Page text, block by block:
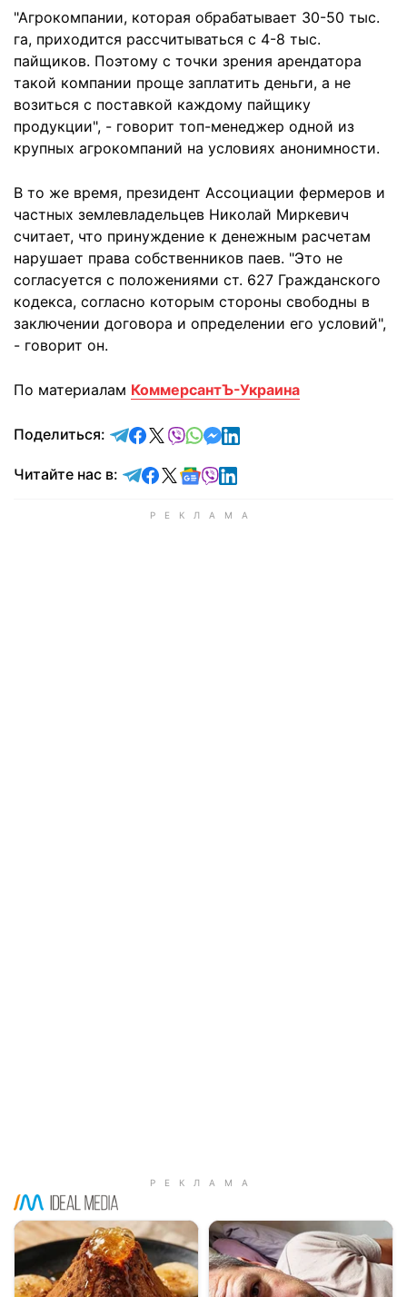
"Агрокомпании, которая обрабатывает 30-50 тыс.
га, приходится рассчитываться с 4-8 тыс.
пайщиков. Поэтому с точки зрения арендатора
такой компании проще заплатить деньги, а не
возиться с поставкой каждому пайщику
продукции", - говорит топ-менеджер одной из
крупных агрокомпаний на условиях анонимности.
В то же время, президент Ассоциации фермеров и
частных землевладельцев Николай Миркевич
считает, что принуждение к денежным расчетам
нарушает права собственников паев. "Это не
согласуется с положениями ст. 627 Гражданского
кодекса, согласно которым стороны свободны в
заключении договора и определении его условий",
- говорит он.
По материалам КоммерсантЪ-Украина
Поделиться: отправить в Telegram
поделиться в Facebook
поделиться в X
отправить в Viber
отправить в Whatsapp
отправить в Messenger
отправить в LinkedIn
Читайте нас в: Читайте в Telegram
Читайте в Facebook
Читайте в X
Читайте в Google news
Читайте в Viber
Читайте в LinkedIn